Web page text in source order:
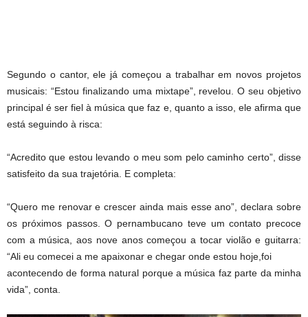
Segundo o cantor, ele já começou a trabalhar em novos projetos
musicais: “Estou finalizando uma mixtape”, revelou. O seu objetivo
principal é ser fiel à música que faz e, quanto a isso, ele afirma que
está seguindo à risca:
“Acredito que estou levando o meu som pelo caminho certo”, disse
satisfeito da sua trajetória. E completa:
“Quero me renovar e crescer ainda mais esse ano”, declara sobre
os próximos passos. O pernambucano teve um contato precoce
com a música, aos nove anos começou a tocar violão e guitarra:
“Ali eu comecei a me apaixonar e chegar onde estou hoje,foi
acontecendo de forma natural porque a música faz parte da minha
vida”, conta.